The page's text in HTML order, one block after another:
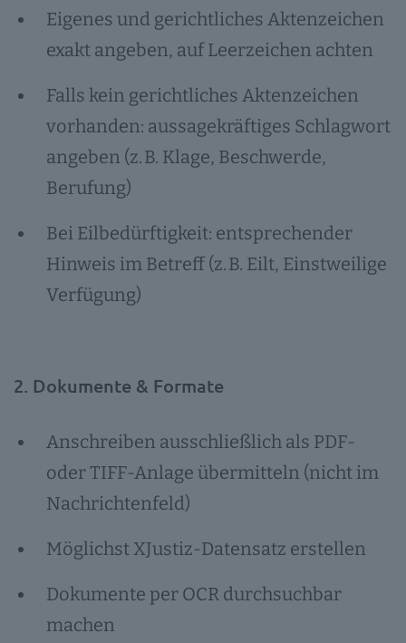
Eigenes und gerichtliches Aktenzeichen
exakt angeben, auf Leerzeichen achten
Falls kein gerichtliches Aktenzeichen
vorhanden: aussagekräftiges Schlagwort
angeben (z. B. Klage, Beschwerde,
Berufung)
Bei Eilbedürftigkeit: entsprechender
Hinweis im Betreff (z. B. Eilt, Einstweilige
Verfügung)
2. Dokumente & Formate
Anschreiben ausschließlich als PDF-
oder TIFF-Anlage übermitteln (nicht im
Nachrichtenfeld)
Möglichst XJustiz-Datensatz erstellen
Dokumente per OCR durchsuchbar
machen